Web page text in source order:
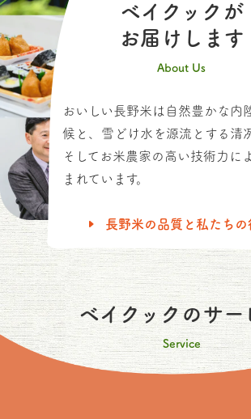
ベイクックが
お届けします
About Us
おいしい長野米は自然豊かな内
候と、雪どけ水を源流とする清
そしてお米農家の高い技術力に
まれています。
長野米の品質と私たちの
ベイクックのサー
Service